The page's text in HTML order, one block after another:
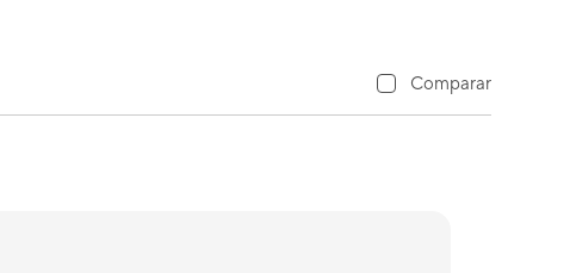
Comparar